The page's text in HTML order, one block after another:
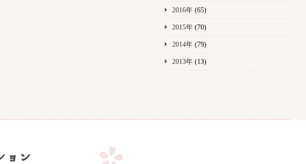
2016年(65)
2015年(70)
2014年(79)
2013年(13)